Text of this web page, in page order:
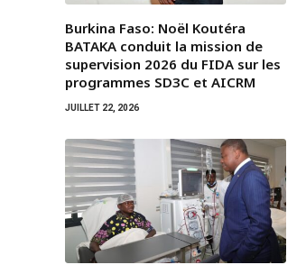
Burkina Faso: Noël Koutéra
BATAKA conduit la mission de
supervision 2026 du FIDA sur les
programmes SD3C et AICRM
JUILLET 22, 2026